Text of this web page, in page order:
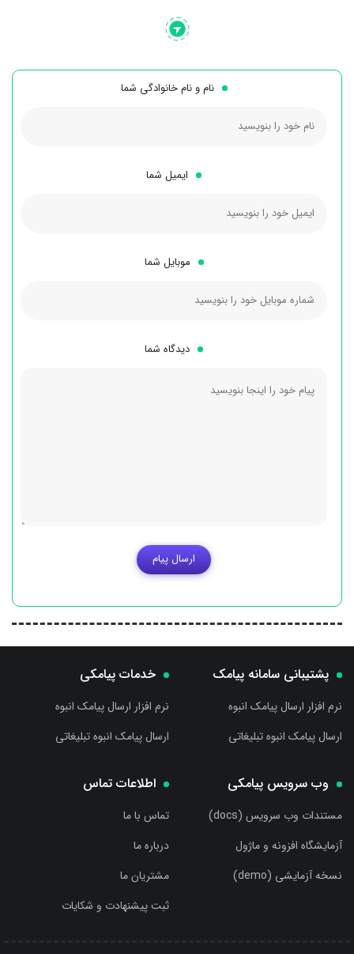
نام و نام خانوادگی شما
ایمیل شما
موبایل شما
دیدگاه شما
ارسال پیام
پشتیبانی سامانه پیامک
نرم افزار ارسال پیامک انبوه
ارسال پیامک انبوه تبلیغاتی
خدمات پیامکی
نرم افزار ارسال پیامک انبوه
ارسال پیامک انبوه تبلیغاتی
وب سرویس پیامکی
مستندات وب سرویس (docs)
آزمایشگاه افزونه و ماژول
نسخه آزمایشی (demo)
اطلاعات تماس
تماس با ما
درباره ما
مشتریان ما
ثبت پیشنهادت و شکایات